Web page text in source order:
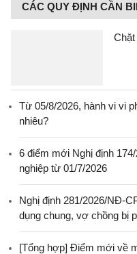
CÁC QUY ĐỊNH CẦN
Từ 05/8/2026, hành vi vi
nhiêu?
6 điểm mới Nghị định
nghiệp từ 01/7/2026
Nghị định 281/2026/NĐ-
dụng chung, vợ chồng bị
[Tổng hợp] Điểm mới về